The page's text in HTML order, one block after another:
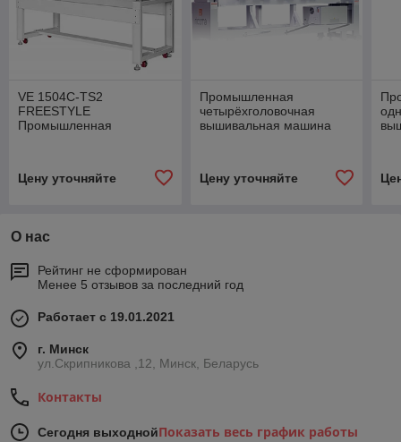
VE 1504C-TS2
FREESTYLE
Промышленная
поле вышивки 400 x 400
мм
Цену уточняйте
Промышленная
четырёхголовочная
вышивальная машина
Цену уточняйте
О нас
Рейтинг не сформирован
Менее 5 отзывов за последний год
Работает с 19.01.2021
г. Минск
ул.Скрипникова ,12, Минск, Беларусь
Контакты
Сегодня выходнойПоказать весь график работы